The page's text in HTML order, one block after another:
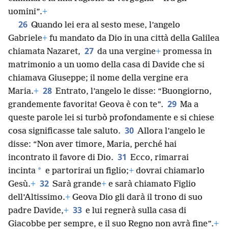
uomini”.+
26 Quando lei era al sesto mese, l’angelo
Gabriele+ fu mandato da Dio in una città della Galilea
chiamata Nazaret, 27 da una vergine+ promessa in
matrimonio a un uomo della casa di Davide che si
chiamava Giuseppe; il nome della vergine era
Maria.+ 28 Entrato, l’angelo le disse: “Buongiorno,
grandemente favorita! Geova è con te”. 29 Ma a
queste parole lei si turbò profondamente e si chiese
cosa significasse tale saluto. 30 Allora l’angelo le
disse: “Non aver timore, Maria, perché hai
incontrato il favore di Dio. 31 Ecco, rimarrai
incinta * e partorirai un figlio;+ dovrai chiamarlo
Gesù.+ 32 Sarà grande+ e sarà chiamato Figlio
dell’Altissimo.+ Geova Dio gli darà il trono di suo
padre Davide,+ 33 e lui regnerà sulla casa di
Giacobbe per sempre, e il suo Regno non avrà fine”.+